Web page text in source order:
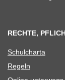
RECHTE,
Schul­charta
Regeln